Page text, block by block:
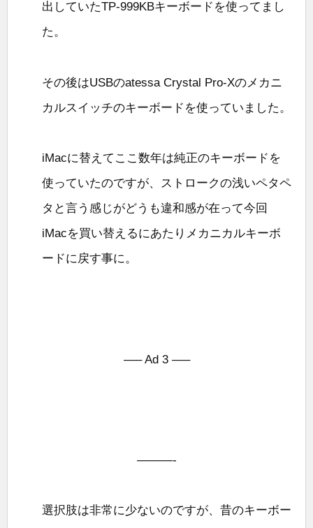
出していたTP-999KBキーボードを使ってまし
た。
その後はUSBのatessa Crystal Pro-Xのメカニ
カルスイッチのキーボードを使っていました。
iMacに替えてここ数年は純正のキーボードを
使っていたのですが、ストロークの浅いペタペ
タと言う感じがどうも違和感が在って今回
iMacを買い替えるにあたりメカニカルキーボ
ードに戻す事に。
—– Ad 3 —–
———-
選択肢は非常に少ないのですが、昔のキーボー